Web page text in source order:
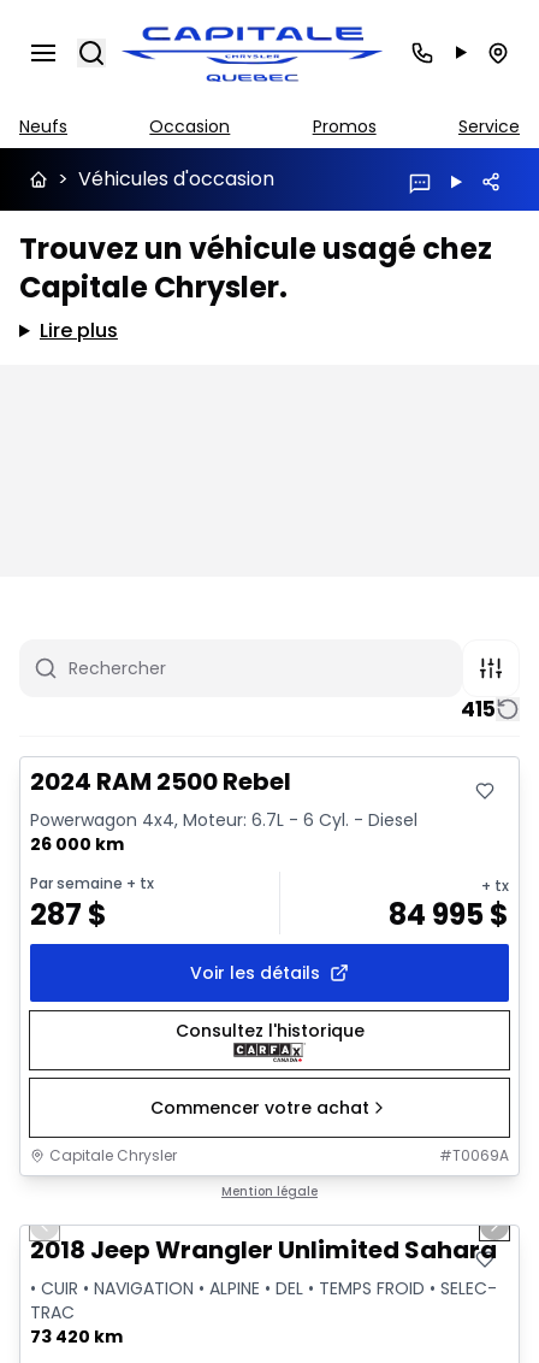
Search
Neufs Occasion Promos Service
> Véhicules d'occasion
Trouvez un véhicule usagé chez
Capitale Chrysler.
Lire plus
415
Vidéo disponible
2024 RAM 2500 Rebel
Powerwagon 4x4, Moteur: 6.7L - 6 Cyl. - Diesel
26 000 km
Par semaine + tx
287 $
+ tx
84 995$
Voir les détails
Consultez l'historique
Commencer votre achat
Capitale Chrysler #T0069A
Mention légale
Previous slide Next
2018 Jeep Wrangler Unlimited Sahara
• CUIR • NAVIGATION • ALPINE • DEL • TEMPS FROID • SELEC-
TRAC
73 420 km